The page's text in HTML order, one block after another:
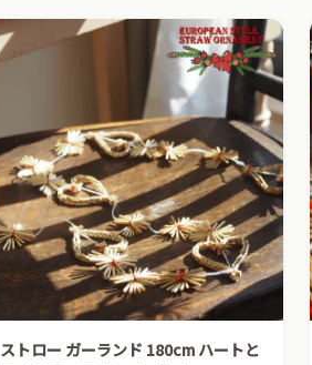
ストロー ガーランド 180cm ハートと